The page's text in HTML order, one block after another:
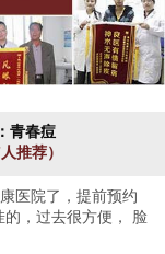
青春痘
推荐）
医院了，提前预约
，过去很方便， 脸